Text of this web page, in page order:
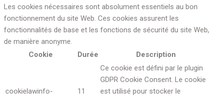
Les cookies nécessaires sont absolument essentiels au bon
fonctionnement du site Web. Ces cookies assurent les
fonctionnalités de base et les fonctions de sécurité du site Web,
de manière anonyme.
Cookie
Durée Description
cookielawinfo-
11
Ce cookie est défini par le plugin
GDPR Cookie Consent. Le cookie
est utilisé pour stocker le